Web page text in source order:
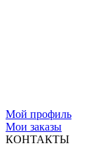
Мой профиль
Мои заказы
КОНТАКТЫ